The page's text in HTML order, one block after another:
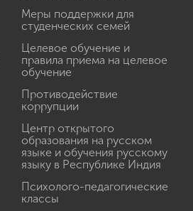
Меры поддержки для
студенческих семей
Целевое обучение и
правила приема на целевое
обучение
Противодействие
коррупции
Центр открытого
образования на русском
языке и обучения русскому
языку в Республике Индия
Психолого-педагогические
классы